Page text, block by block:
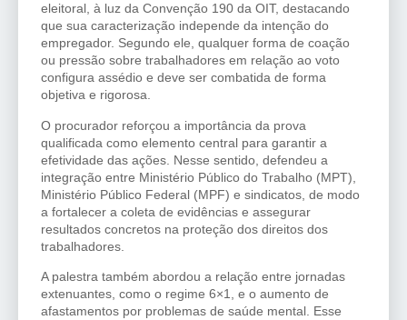
eleitoral, à luz da Convenção 190 da OIT, destacando
que sua caracterização independe da intenção do
empregador. Segundo ele, qualquer forma de coação
ou pressão sobre trabalhadores em relação ao voto
configura assédio e deve ser combatida de forma
objetiva e rigorosa.
O procurador reforçou a importância da prova
qualificada como elemento central para garantir a
efetividade das ações. Nesse sentido, defendeu a
integração entre Ministério Público do Trabalho (MPT),
Ministério Público Federal (MPF) e sindicatos, de modo
a fortalecer a coleta de evidências e assegurar
resultados concretos na proteção dos direitos dos
trabalhadores.
A palestra também abordou a relação entre jornadas
extenuantes, como o regime 6×1, e o aumento de
afastamentos por problemas de saúde mental. Esse